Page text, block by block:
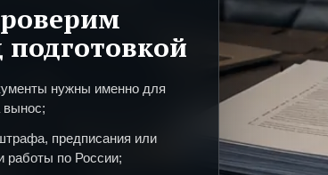
подготовкой
нужны именно для
предписания или
работы по России;